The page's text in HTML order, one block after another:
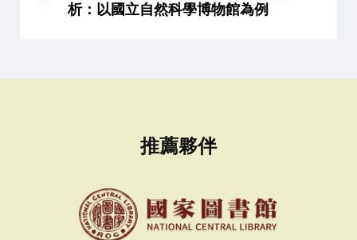
析：以國立自然科學博物館為例
推薦夥伴